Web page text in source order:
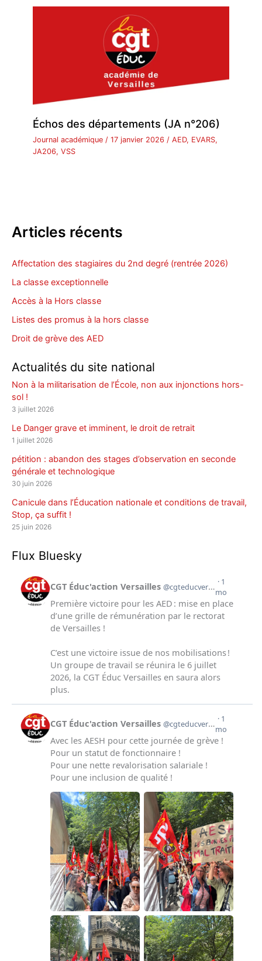
Échos des départements (JA n°206)
Journal académique /17 janvier 2026 /AED, EVARS,
JA206,VSS
Articles récents
Affectation des stagiaires du 2nd degré (rentrée 2026)
La classe exceptionnelle
Accès à la Hors classe
Listes des promus à la hors classe
Droit de grève des AED
Actualités du site national
Non à la militarisation de l’École, non aux injonctions hors-
sol !
3 juillet 2026
Le Danger grave et imminent, le droit de retrait
1 juillet 2026
pétition : abandon des stages d’observation en seconde
générale et technologique
30 juin 2026
Canicule dans l’Éducation nationale et conditions de travail,
Stop, ça suffit !
25 juin 2026
Flux Bluesky